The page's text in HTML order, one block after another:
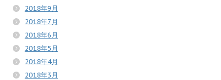
2018年9月
2018年7月
2018年6月
2018年5月
2018年4月
2018年3月